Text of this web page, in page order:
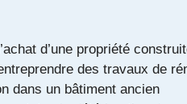
d’une propriété
des travaux de
dans un bâtiment ancien